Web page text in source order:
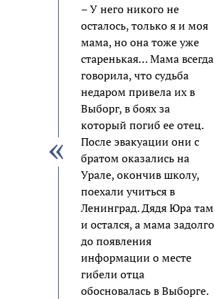
– У него никого не
осталось, только я и моя
мама, но она тоже уже
старенькая… Мама всегда
говорила, что судьба
недаром привела их в
Выборг, в боях за
который погиб ее отец.
После эвакуации они с
братом оказались на
Урале, окончив школу,
поехали учиться в
Ленинград. Дядя Юра там
и остался, а мама задолго
до появления
информации о месте
гибели отца
обосновалась в Выборге.